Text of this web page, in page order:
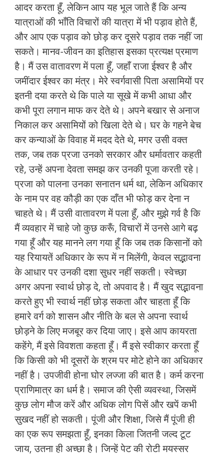
आदर करता हूँ, लेकिन आप यह भूल जाते हैं कि अन्य
यात्राओं की भाँति विचारों की यात्रा में भी पड़ाव होते हैं,
और आप एक पड़ाव को छोड़ कर दूसरे पड़ाव तक नहीं जा
सकते। मानव-जीवन का इतिहास इसका प्रत्यक्ष प्रमाण
है। मैं उस वातावरण में पला हूँ, जहाँ राजा ईश्वर है और
जमींदार ईश्वर का मंत्र। मेरे स्वर्गवासी पिता असामियों पर
इतनी दया करते थे कि पाले या सूखे में कभी आधा और
कभी पूरा लगान माफ कर देते थे। अपने बखार से अनाज
निकाल कर असामियों को खिला देते थे। घर के गहने बेच
कर कन्याओं के विवाह में मदद देते थे, मगर उसी वक्त
तक, जब तक प्रजा उनको सरकार और धर्मावतार कहती
रहे, उन्हें अपना देवता समझ कर उनकी पूजा करती रहे।
प्रजा को पालना उनका सनातन धर्म था, लेकिन अधिकार
के नाम पर वह कौड़ी का एक दाँत भी फोड़ कर देना न
चाहते थे। मैं उसी वातावरण में पला हूँ, और मुझे गर्व है कि
मैं व्यवहार में चाहे जो कुछ करूँ, विचारों में उनसे आगे बढ़
गया हूँ और यह मानने लग गया हूँ कि जब तक किसानों को
यह रियायतें अधिकार के रूप में न मिलेंगी, केवल सद्भावना
के आधार पर उनकी दशा सुधर नहीं सकती। स्वेच्छा
अगर अपना स्वार्थ छोड़ दे, तो अपवाद है। मैं खुद सद्भावना
करते हुए भी स्वार्थ नहीं छोड़ सकता और चाहता हूँ कि
हमारे वर्ग को शासन और नीति के बल से अपना स्वार्थ
छोड़ने के लिए मजबूर कर दिया जाए। इसे आप कायरता
कहेंगे, मैं इसे विवशता कहता हूँ। मैं इसे स्वीकार करता हूँ
कि किसी को भी दूसरों के श्रम पर मोटे होने का अधिकार
नहीं है। उपजीवी होना घोर लज्जा की बात है। कर्म करना
प्राणिमात्र का धर्म है। समाज की ऐसी व्यवस्था, जिसमें
कुछ लोग मौज करें और अधिक लोग पिसें और खपें कभी
सुखद नहीं हो सकती। पूंजी और शिक्षा, जिसे मैं पूंजी ही
का एक रूप समझता हूँ, इनका किला जितनी जल्द टूट
जाय, उतना ही अच्छा है। जिन्हें पेट की रोटी मयस्सर